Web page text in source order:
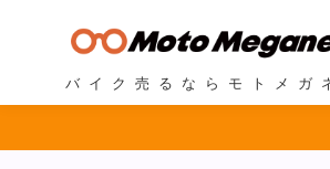
バイク売るならモトメガ